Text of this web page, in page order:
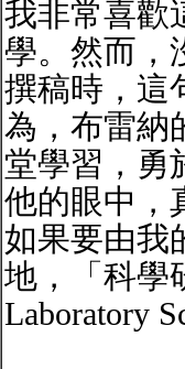
我非常喜歡
學。然而，
撰稿時，這
為，布雷納
堂學習，勇
他的眼中，
如果要由我
地，「科學
Laboratory